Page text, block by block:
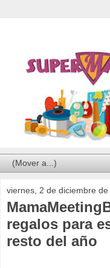
viernes, 2 de diciembre de
regalos para
resto del año